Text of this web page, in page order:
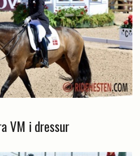
VM i dressur